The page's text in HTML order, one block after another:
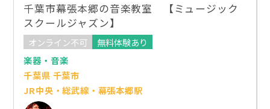
千葉市幕張本郷の音楽教室 【ミュージック
スクールジャズン】
オンライン不可
無料体験あり
楽器・音楽
千葉県 千葉市
JR中央・総武線・幕張本郷駅